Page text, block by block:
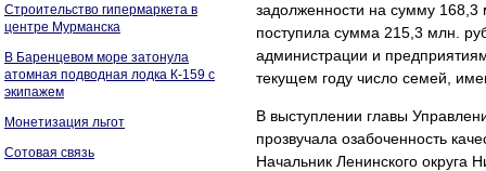
Строительство гипермаркета в
центре Мурманска
В Баренцевом море затонула
атомная подводная лодка К-159 с
экипажем
Монетизация льгот
Сотовая связь
задолженности на сумму
поступила сумма 215,3 млн.
администрации и
текущем году число семей,
В выступлении главы
прозвучала озабоченность
Начальник Ленинского округа